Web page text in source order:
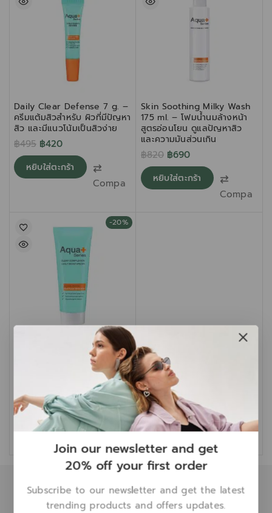
Daily Clear Defense 7 g. –
ครีมแต้มสิวสำหรับ ผิวที่มีปัญหา
สิว และมีแนวโน้มเป็นสิวง่าย
฿495 ฿420
หยิบใส่ตะกร้า
Compare
Skin Soothing Milky Wash
175 ml. – โฟมน้ำนมล้างหน้า
สูตรอ่อนโยน ดูแลปัญหาสิว
และความมันส่วนเกิน
฿820 ฿690
หยิบใส่ตะกร้า
Compare
-20%
Clear Complexion Daily
Moisturizer – 50 ml. มอยส์
เจอร์ไรเซอร์บำรุงผิว คงความ
฿1,050 ฿840
หยิบใส่ตะกร้า
Join our newsletter and get
20% off your first order
Subscribe to our newsletter and get the latest
trending products and offers updates.